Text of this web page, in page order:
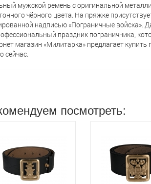
мужской ремень с оригинальной
чёрного цвета. На пряжке
надписью «Пограничные войска».
праздник пограничника,
магазин «Милитарка» предлагает
сейчас.
посмотреть: